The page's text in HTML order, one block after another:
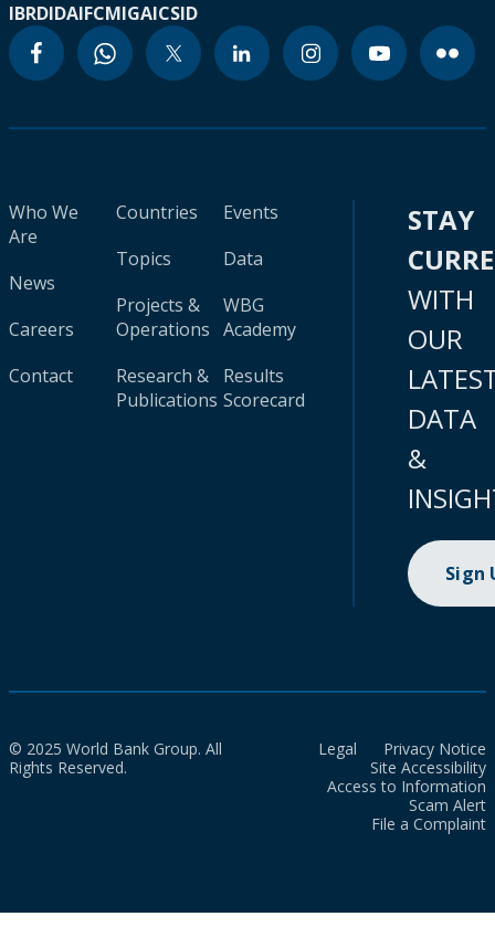
IBRDIDAIFCMIGAICSID
Who We
Are
News
Careers
Contact
Countries
Topics
Projects &
Operations
Research &
Publications
Events
Data
WBG
Academy
Results
Scorecard
STAY
WITH
OUR
DATA
&
Sign
© 2025 World Bank Group. All
Rights Reserved.
Legal
Privacy Notice
Site Accessibility
Access to Information
Scam Alert
File a Complaint